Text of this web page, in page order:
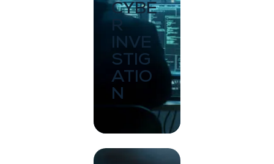
CYBE
R
INVE
STIG
ATIO
N